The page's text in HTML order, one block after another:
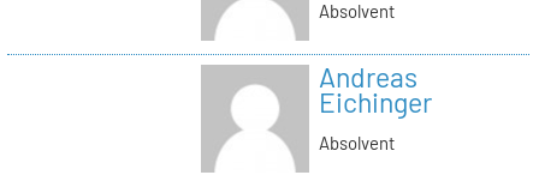
Absolvent
Andreas
Eichinger
Absolvent